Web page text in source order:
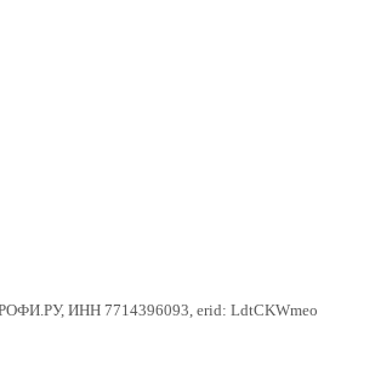
ИНН 7714396093, erid: LdtCKWmeo